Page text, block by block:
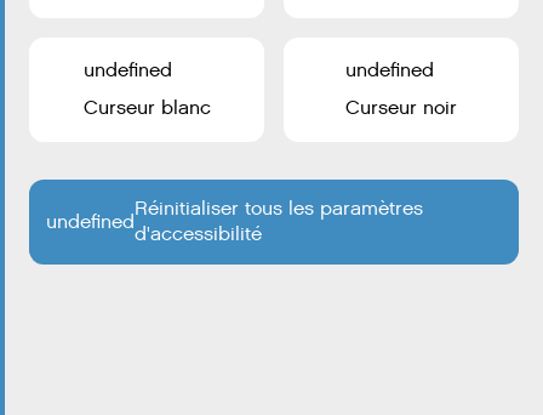
undefined
Curseur blanc
undefined
Curseur noir
undefinedRéinitialiser tous les paramètres
d'accessibilité
Certains cookies sont nécessaires au fonctionnement de
ce site. En outre, certains services externes nécessitent
votre autorisation pour fonctionner.